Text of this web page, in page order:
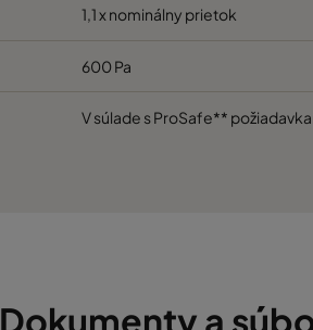
1,1 x nominálny prietok
600 Pa
V súlade s ProSafe**
Dokumenty a